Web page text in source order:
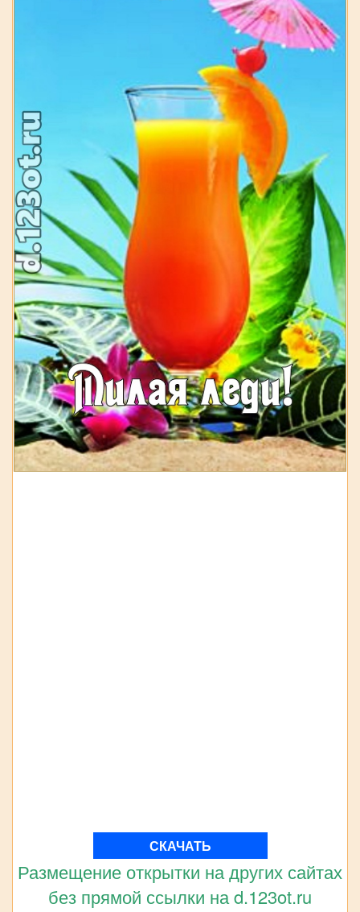
СКАЧАТЬ
Размещение открытки на других сайтах
без прямой ссылки на d.123ot.ru